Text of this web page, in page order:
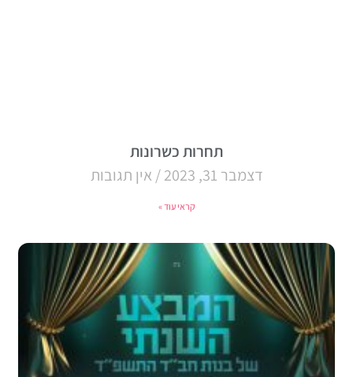
תחרות כשרונות
דצמבר 31, 2023
אין תגובות
קראי עוד »